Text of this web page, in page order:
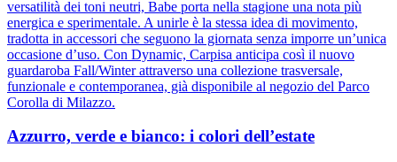
versatilità dei toni neutri, Babe porta nella stagione una nota più
energica e sperimentale. A unirle è la stessa idea di movimento,
tradotta in accessori che seguono la giornata senza imporre un’unica
occasione d’uso. Con Dynamic, Carpisa anticipa così il nuovo
guardaroba Fall/Winter attraverso una collezione trasversale,
funzionale e contemporanea, già disponibile al negozio del Parco
Corolla di Milazzo.
Azzurro, verde e bianco: i colori dell’estate